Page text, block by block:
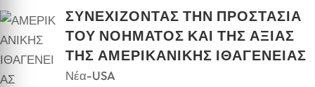
ΣΥΝΕΧΙΖΟΝΤΑΣ ΤΗΝ ΠΡΟΣΤΑΣΙΑ
ΤΟΥ ΝΟΗΜΑΤΟΣ ΚΑΙ ΤΗΣ ΑΞΙΑΣ
ΤΗΣ ΑΜΕΡΙΚΑΝΙΚΗΣ ΙΘΑΓΕΝΕΙΑΣ
Νέα-USA